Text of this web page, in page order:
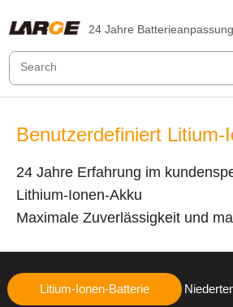
24 Jahre Batterieanpassung
Benutzerdefiniert Litium-
24 Jahre Erfahrung im
Lithium-Ionen-Akku
Maximale Zuverlässigkeit und
Litium-Ionen-Batterie